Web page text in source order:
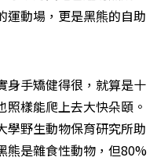
運動場，更是黑熊的自助
身手矯健得很，就算是十
樣能爬上去大快朵頤。
學野生動物保育研究所助
熊是雜食性動物，但80%